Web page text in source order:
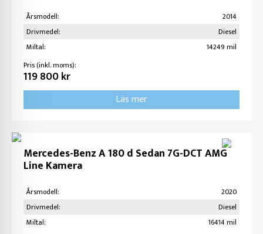
Årsmodell:
2014
Drivmedel:
Diesel
Miltal:
14249 mil
Pris (inkl. moms):
119 800 kr
Läs mer
Mercedes-Benz A 180 d Sedan 7G-DCT AMG
Line Kamera
Årsmodell:
2020
Drivmedel:
Diesel
Miltal:
16414 mil